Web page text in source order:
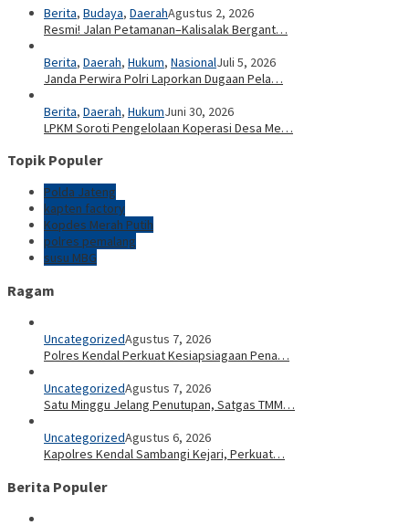
Berita, Budaya, DaerahAgustus 2, 2026
Resmi! Jalan Petamanan–Kalisalak Bergant…
Berita, Daerah, Hukum, NasionalJuli 5, 2026
Janda Perwira Polri Laporkan Dugaan Pela…
Berita, Daerah, HukumJuni 30, 2026
LPKM Soroti Pengelolaan Koperasi Desa Me…
Topik Populer
Polda Jateng
kapten factory
Kopdes Merah Putih
polres pemalang
susu MBG
Ragam
UncategorizedAgustus 7, 2026
Polres Kendal Perkuat Kesiapsiagaan Pena…
UncategorizedAgustus 7, 2026
Satu Minggu Jelang Penutupan, Satgas TMM…
UncategorizedAgustus 6, 2026
Kapolres Kendal Sambangi Kejari, Perkuat…
Berita Populer